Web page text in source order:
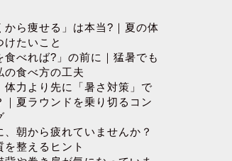
から痩せる」は本当?｜夏の体
けたいこと
食べれば?」の前に｜猛暑でも
の食べ方の工夫
体力より先に「暑さ対策」で
｜夏ラウンドを乗り切るコン
、朝から疲れていませんか？
を整えるヒント